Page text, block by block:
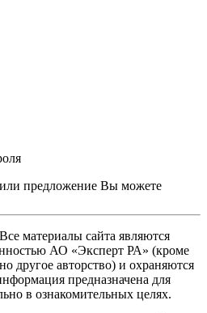
или предложение Вы можете
материалы сайта являются
АО «Эксперт РА» (кроме
другое авторство) и охраняются
предназначена для
в ознакомительных целях.